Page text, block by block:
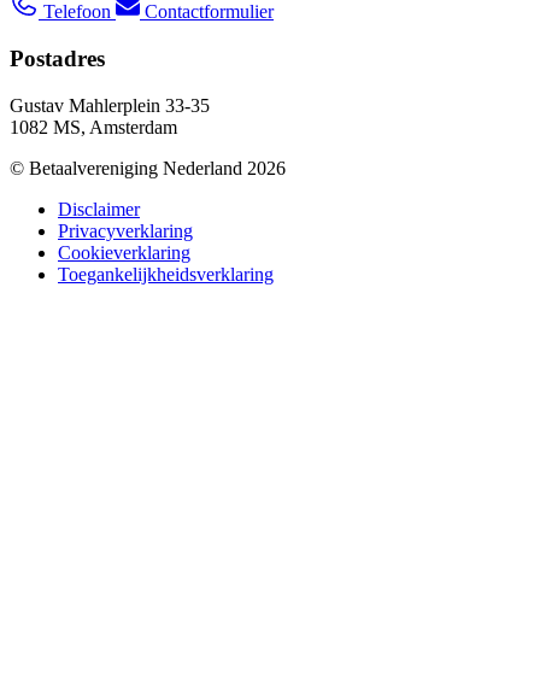
Telefoon Contactformulier
Postadres
Gustav Mahlerplein 33-35
1082 MS, Amsterdam
© Betaalvereniging Nederland 2026
Disclaimer
Privacyverklaring
Cookieverklaring
Toegankelijkheidsverklaring